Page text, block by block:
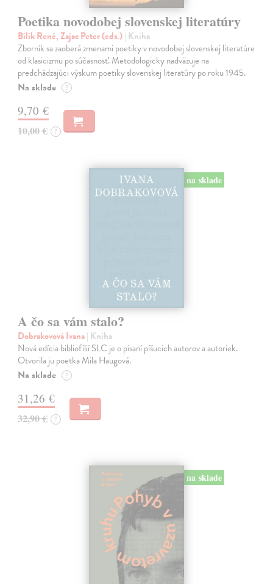
Poetika novodobej slovenskej literatúry
Bílik René, Zajac Peter (eds.)| Kniha
Zborník sa zaoberá zmenami poetiky v novodobej slovenskej literatúre
od klasicizmu po súčasnosť. Metodologicky nadväzuje na
predchádzajúci výskum poetiky slovenskej literatúry po roku 1945.
Na sklade ?
9,70 €
10,00 € ?
na sklade
A čo sa vám stalo?
Dobrakovová Ivana| Kniha
Nová edícia bibliofílií SLC je o písaní píšucich autorov a autoriek.
Otvorila ju poetka Mila Haugová.
Na sklade ?
31,26 €
32,90 € ?
na sklade